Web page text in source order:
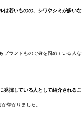
は若いものの、シワやシミが多いな
ブランドもので身を固めている人な
発揮している人として紹介されるこ
挙がりました。